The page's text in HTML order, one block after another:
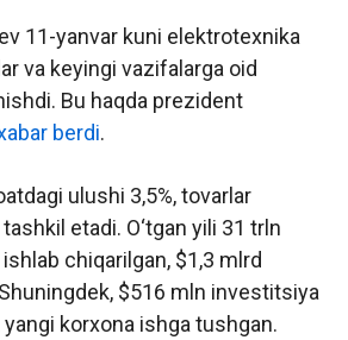
11-yanvar kuni elektrotexnika
va keyingi vazifalarga oid
Bu haqda prezident
berdi.
ulushi 3,5%, tovarlar
etadi. O‘tgan yili 31 trln
chiqarilgan, $1,3 mlrd
$516 mln investitsiya
yangi korxona ishga tushgan.